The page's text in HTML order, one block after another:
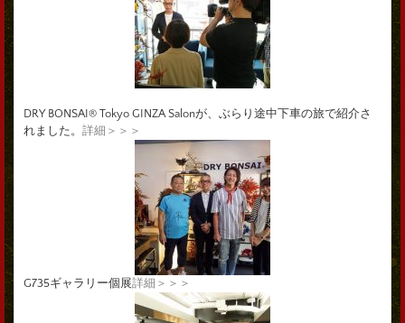
DRY BONSAI® Tokyo GINZA Salonが、ぶらり途中下車の旅で紹介さ
れました。 詳細＞＞＞
G735ギャラリー個展詳細＞＞＞